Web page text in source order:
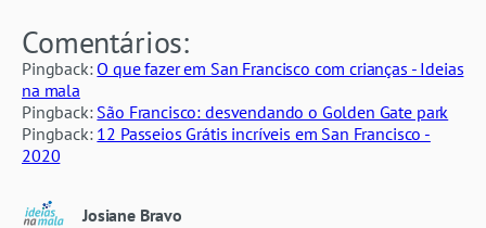
Comentários:
Pingback:O que fazer em San Francisco com crianças - Ideias
na mala
Pingback: São Francisco: desvendando o Golden Gate park
Pingback: 12 Passeios Grátis incríveis em San Francisco -
2020
Josiane Bravo